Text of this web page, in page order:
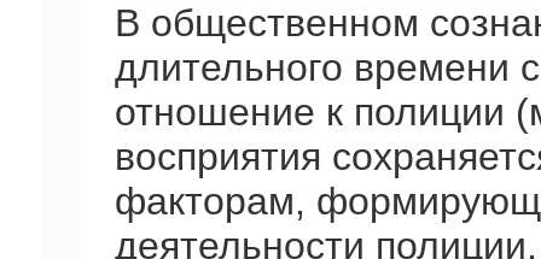
В общественном
длительного времени
отношение к полиции
восприятия
факторам,
деятельности